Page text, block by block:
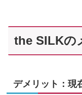
the SILKの
デメリット：現